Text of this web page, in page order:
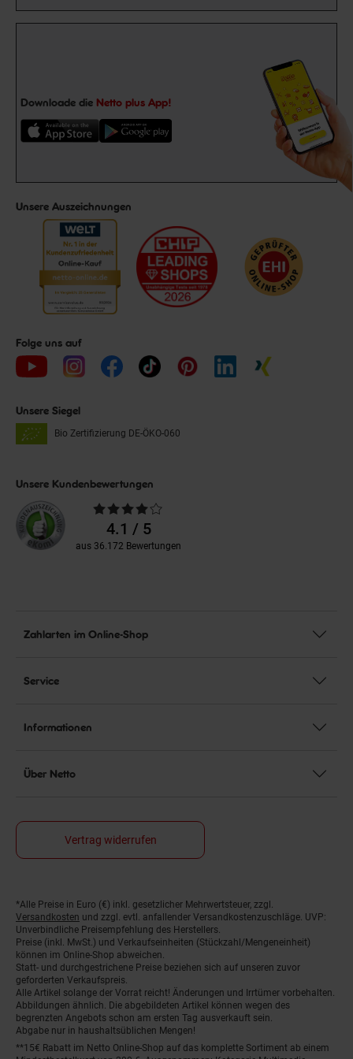
Downloade die Netto plus App!
Unsere Auszeichnungen
Folge uns auf
Unsere Siegel
Bio Zertifizierung DE-ÖKO-060
Unsere Kundenbewertungen
Durchschnittliche
Bewertungen4.1 / 5
aus 36.172 Bewertungen
Zahlarten im Online-Shop
Service
Informationen
Über Netto
Vertrag widerrufen
Fußnoten
*Alle Preise in Euro (€) inkl. gesetzlicher Mehrwertsteuer, zzgl.
Versandkosten und zzgl. evtl. anfallender Versandkostenzuschläge. UVP:
Unverbindliche Preisempfehlung des Herstellers.
Preise (inkl. MwSt.) und Verkaufseinheiten (Stückzahl/Mengeneinheit)
können im Online-Shop abweichen.
Statt- und durchgestrichene Preise beziehen sich auf unseren zuvor
geforderten Verkaufspreis.
Alle Artikel solange der Vorrat reicht! Änderungen und Irrtümer vorbehalten.
Abbildungen ähnlich. Die abgebildeten Artikel können wegen des
begrenzten Angebots schon am ersten Tag ausverkauft sein.
Abgabe nur in haushaltsüblichen Mengen!
**15€ Rabatt im Netto Online-Shop auf das komplette Sortiment ab einem